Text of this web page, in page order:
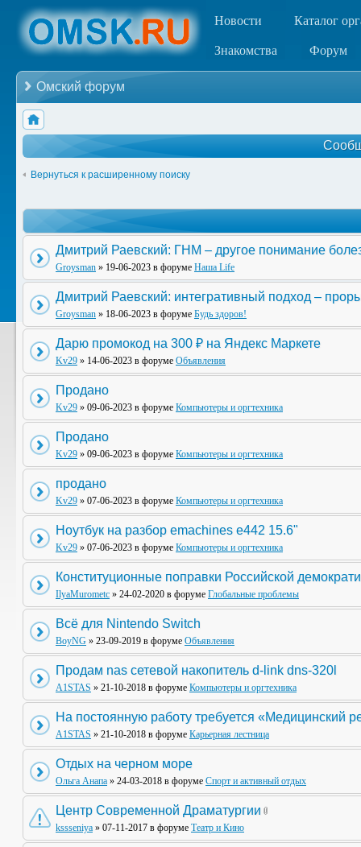
Новости Каталог
Знакомства Форум
Омский форум
Вернуться к расширенному поиску
Дмитрий Раевский: ГНМ – другое понимание
Groysman » 19-06-2023 в форуме Наша Life
Дмитрий Раевский: интегративный подход –
Groysman » 18-06-2023 в форуме Будь здоров!
Дарю промокод на 300 ₽ на Яндекс Маркете
Kv29 » 14-06-2023 в форуме Объявления
Продано
Kv29 » 09-06-2023 в форуме Компьютеры и оргтехника
Продано
Kv29 » 09-06-2023 в форуме Компьютеры и оргтехника
продано
Kv29 » 07-06-2023 в форуме Компьютеры и оргтехника
Ноутбук на разбор emachines e442 15.6"
Kv29 » 07-06-2023 в форуме Компьютеры и оргтехника
Конституционные поправки Российской
IlyaMurometc » 24-02-2020 в форуме Глобальные проблемы
Всё для Nintendo Switch
BoyNG » 23-09-2019 в форуме Объявления
Продам nas сетевой накопитель d-link dns-320l
A1STAS » 21-10-2018 в форуме Компьютеры и оргтехника
На постоянную работу требуется «Медицинский
A1STAS » 21-10-2018 в форуме Карьерная лестница
Отдых на черном море
Ольга Анапа » 24-03-2018 в форуме Спорт и активный отдых
Центр Современной Драматургии
kssseniya » 07-11-2017 в форуме Театр и Кино